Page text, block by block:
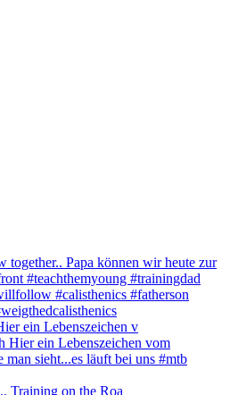
ein Lebenszeichen v
Training on the Roa